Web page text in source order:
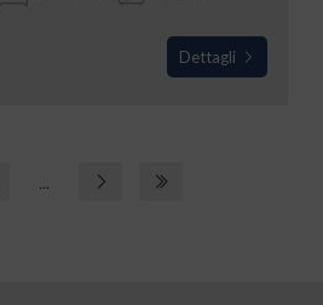
Dettagli
...